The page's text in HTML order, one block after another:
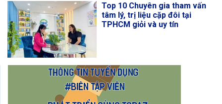
Top 10 Chuyên gia tham vấn
tâm lý, trị liệu cặp đôi tại
TPHCM giỏi và uy tín